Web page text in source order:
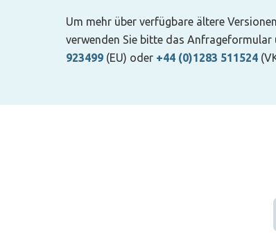
Um mehr über verfügbare ältere
verwenden Sie bitte das Anfrageformular
923499(EU) oder +44 (0)1283 511524